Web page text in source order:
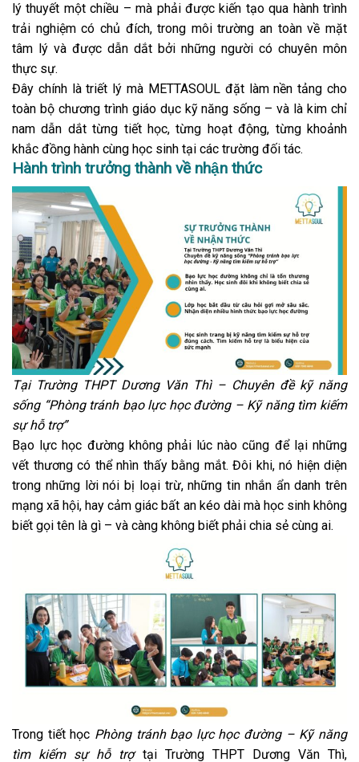
lý thuyết một chiều – mà phải được kiến tạo qua hành trình
trải nghiệm có chủ đích, trong môi trường an toàn về mặt
tâm lý và được dẫn dắt bởi những người có chuyên môn
thực sự.
Đây chính là triết lý mà METTASOUL đặt làm nền tảng cho
toàn bộ chương trình giáo dục kỹ năng sống – và là kim chỉ
nam dẫn dắt từng tiết học, từng hoạt động, từng khoảnh
khắc đồng hành cùng học sinh tại các trường đối tác.
Hành trình trưởng thành về nhận thức
Tại Trường THPT Dương Văn Thì – Chuyên đề kỹ năng
sống “Phòng tránh bạo lực học đường – Kỹ năng tìm kiếm
sự hỗ trợ”
Bạo lực học đường không phải lúc nào cũng để lại những
vết thương có thể nhìn thấy bằng mắt. Đôi khi, nó hiện diện
trong những lời nói bị loại trừ, những tin nhắn ẩn danh trên
mạng xã hội, hay cảm giác bất an kéo dài mà học sinh không
biết gọi tên là gì – và càng không biết phải chia sẻ cùng ai.
Trong tiết học Phòng tránh bạo lực học đường – Kỹ năng
tìm kiếm sự hỗ trợtại Trường THPT Dương Văn Thì,